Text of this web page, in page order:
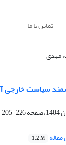
تماس با ما
مهدی
226-205
1.2 M